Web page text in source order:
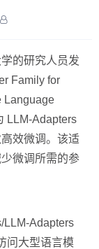
的研究人员发
Family for
Language
LLM-Adapters
效微调。该适
微调所需的参
LLM-Adapters
问大型语言模